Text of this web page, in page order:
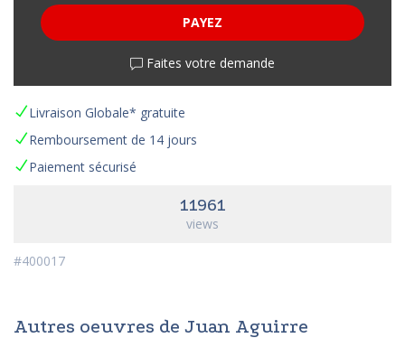
PAYEZ
Faites votre demande
Livraison Globale* gratuite
Remboursement de 14 jours
Paiement sécurisé
11961
views
#400017
Autres oeuvres de Juan Aguirre